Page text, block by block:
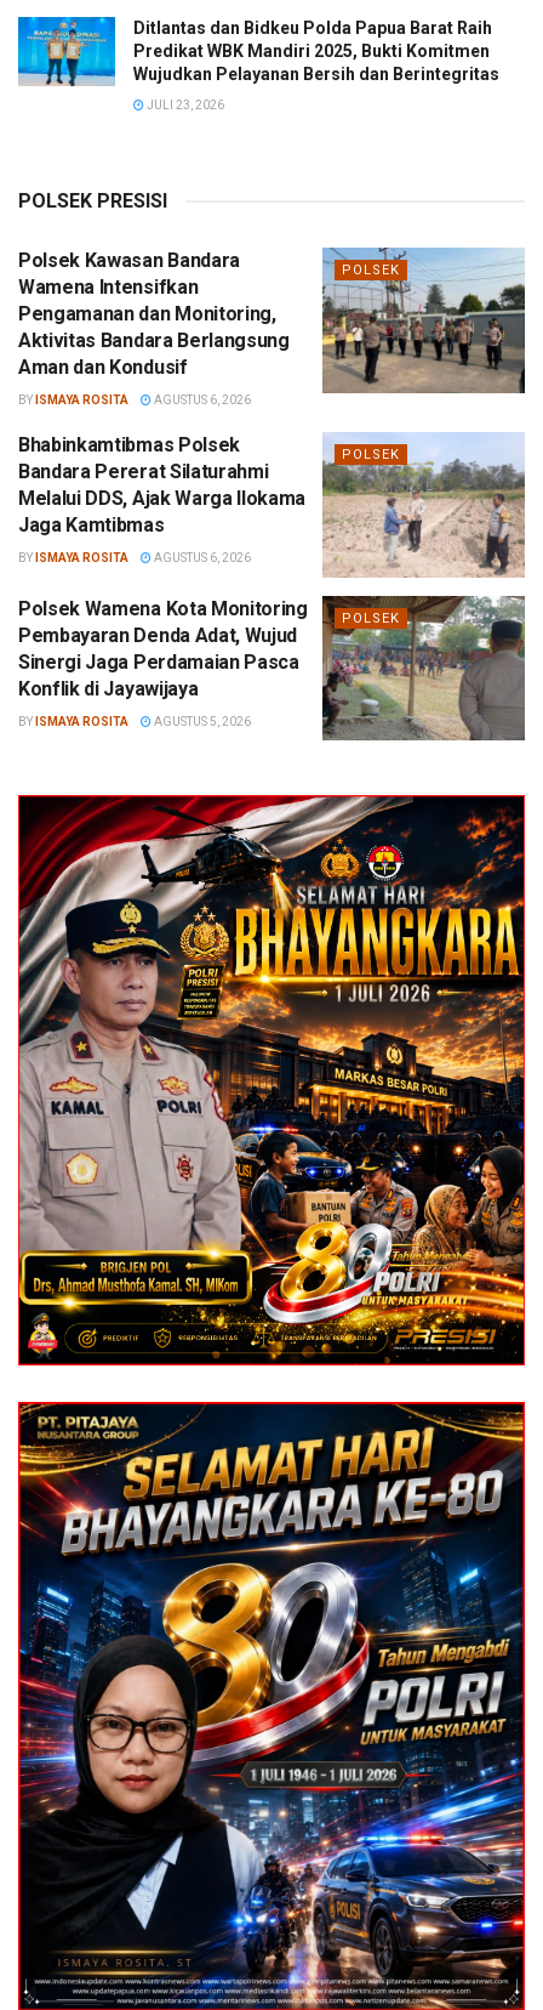
Ditlantas dan Bidkeu Polda Papua Barat Raih
Predikat WBK Mandiri 2025, Bukti Komitmen
Wujudkan Pelayanan Bersih dan Berintegritas
JULI 23, 2026
POLSEK PRESISI
POLSEK
Polsek Kawasan Bandara
Wamena Intensifkan
Pengamanan dan Monitoring,
Aktivitas Bandara Berlangsung
Aman dan Kondusif
BY ISMAYA ROSITA AGUSTUS 6, 2026
POLSEK
Bhabinkamtibmas Polsek
Bandara Pererat Silaturahmi
Melalui DDS, Ajak Warga Ilokama
Jaga Kamtibmas
BY ISMAYA ROSITA AGUSTUS 6, 2026
POLSEK
Polsek Wamena Kota Monitoring
Pembayaran Denda Adat, Wujud
Sinergi Jaga Perdamaian Pasca
Konflik di Jayawijaya
BY ISMAYA ROSITA AGUSTUS 5, 2026